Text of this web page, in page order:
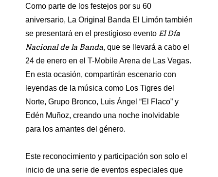
Como parte de los festejos por su 60
aniversario, La Original Banda El Limón también
se presentará en el prestigioso evento El Día
Nacional de la Banda, que se llevará a cabo el
24 de enero en el T-Mobile Arena de Las Vegas.
En esta ocasión, compartirán escenario con
leyendas de la música como Los Tigres del
Norte, Grupo Bronco, Luis Ángel “El Flaco” y
Edén Muñoz, creando una noche inolvidable
para los amantes del género.
Este reconocimiento y participación son solo el
inicio de una serie de eventos especiales que